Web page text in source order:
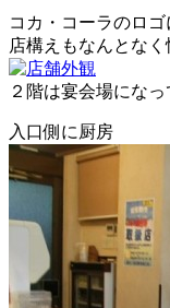
コカ・コーラのロゴ
店構えもなんとなく
２階は宴会場になっ
入口側に厨房